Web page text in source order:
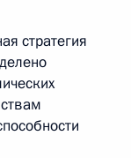
стратегия